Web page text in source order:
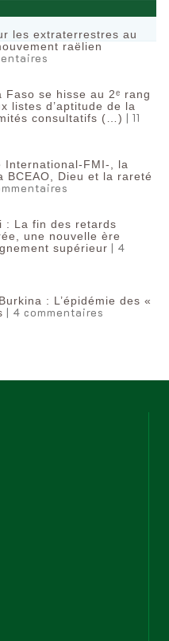
les extraterrestres au
raëlien
Faso se hisse au 2ᵉ rang
listes d’aptitude de la
consultatifs (…)
| 11
International-FMI-, la
BCEAO, Dieu et la rareté
: La fin des retards
une nouvelle ère
supérieur | 4
: L’épidémie des «
| 4 commentaires